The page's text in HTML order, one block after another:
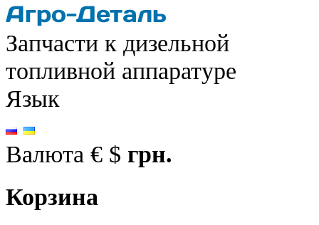
Запчасти к дизельной
топливной аппаратуре
Язык
Валюта € $ грн.
Корзина